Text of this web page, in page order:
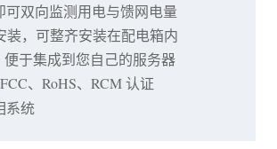
可双向监测用电与馈网电量
装，可整齐安装在配电箱内
便于集成到您自己的服务器
、RoHS、RCM 认证
系统